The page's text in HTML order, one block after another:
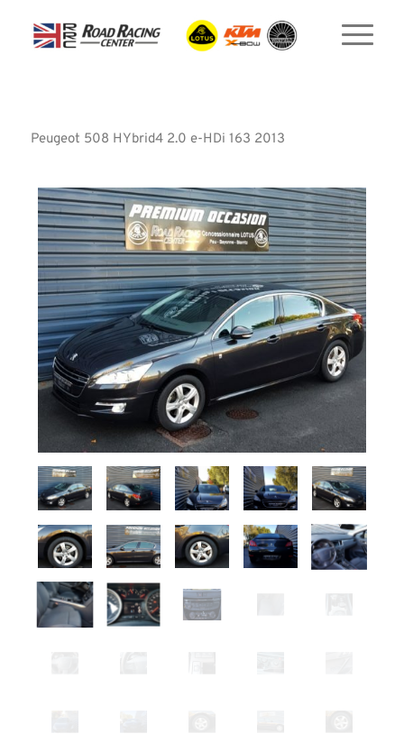
Peugeot 508 HYbrid4 2.0 e-HDi 163 2013